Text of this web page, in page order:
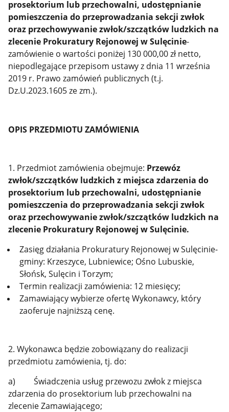
prosektorium lub przechowalni, udostępnianie
pomieszczenia do przeprowadzania sekcji zwłok
oraz przechowywanie zwłok/szczątków ludzkich na
zlecenie Prokuratury Rejonowej w Sulęcinie-
zamówienie o wartości poniżej 130 000,00 zł netto,
niepodlegające przepisom ustawy z dnia 11 września
2019 r. Prawo zamówień publicznych (t.j.
Dz.U.2023.1605 ze zm.).
OPIS PRZEDMIOTU ZAMÓWIENIA
1. Przedmiot zamówienia obejmuje: Przewóz
zwłok/szczątków ludzkich z miejsca zdarzenia do
prosektorium lub przechowalni, udostępnianie
pomieszczenia do przeprowadzania sekcji zwłok
oraz przechowywanie zwłok/szczątków ludzkich na
zlecenie Prokuratury Rejonowej w Sulęcinie.
Zasięg działania Prokuratury Rejonowej w Sulęcinie-
gminy: Krzeszyce, Lubniewice; Ośno Lubuskie,
Słońsk, Sulęcin i Torzym;
Termin realizacji zamówienia: 12 miesięcy;
Zamawiający wybierze ofertę Wykonawcy, który
zaoferuje najniższą cenę.
2. Wykonawca będzie zobowiązany do realizacji
przedmiotu zamówienia, tj. do:
a) Świadczenia usług przewozu zwłok z miejsca
zdarzenia do prosektorium lub przechowalni na
zlecenie Zamawiającego;